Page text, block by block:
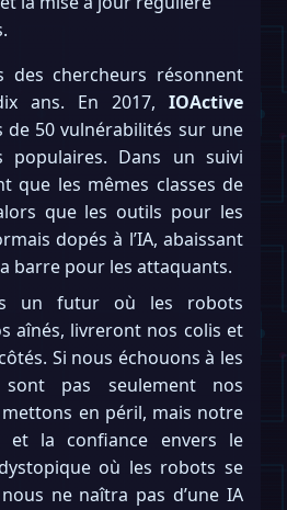
des chercheurs résonnent
ans. En 2017, IOActive
50 vulnérabilités sur une
populaires. Dans un suivi
que les mêmes classes de
que les outils pour les
dopés à l’IA, abaissant
barre pour les attaquants.
un futur où les robots
aînés, livreront nos colis et
Si nous échouons à les
pas seulement nos
en péril, mais notre
et la confiance envers le
où les robots se
ne naîtra pas d’une IA